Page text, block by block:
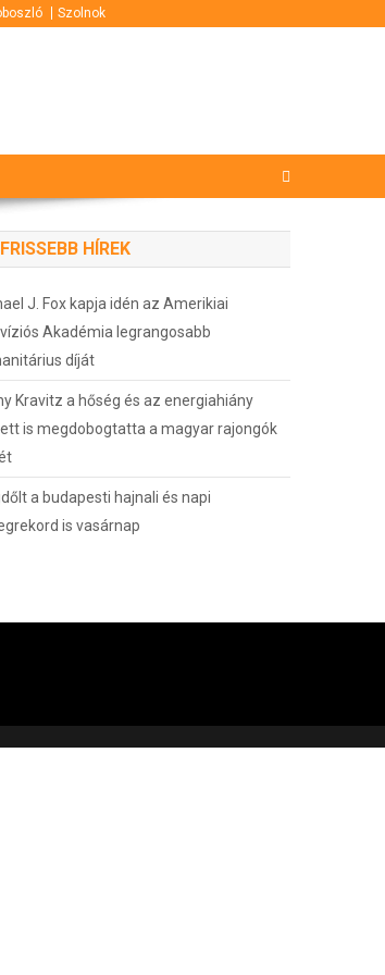
Szolnok
HÍREK
J. Fox kapja idén az Amerikiai
Akadémia legrangosabb
díját
Kravitz a hőség és az energiahiány
is megdobogtatta a magyar rajongók
a budapesti hajnali és napi
is vasárnap